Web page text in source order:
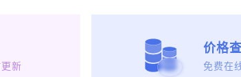
新
价格
免费在